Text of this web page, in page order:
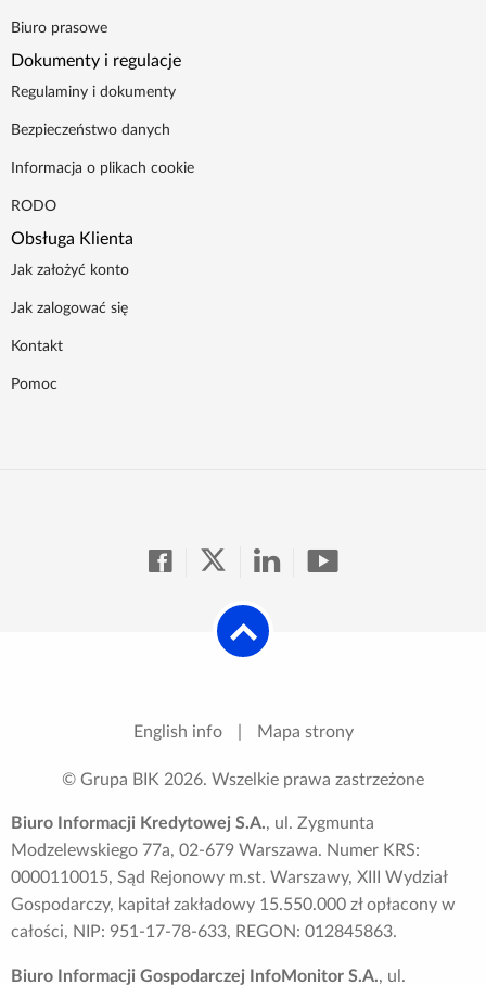
Biuro prasowe
Dokumenty i regulacje
Regulaminy i dokumenty
Bezpieczeństwo danych
Informacja o plikach cookie
RODO
Obsługa Klienta
Jak założyć konto
Jak zalogować się
Kontakt
Pomoc
English info Mapa strony
© Grupa BIK 2026. Wszelkie prawa zastrzeżone
Biuro Informacji Kredytowej S.A., ul. Zygmunta
Modzelewskiego 77a, 02-679 Warszawa. Numer KRS:
0000110015, Sąd Rejonowy m.st. Warszawy, XIII Wydział
Gospodarczy, kapitał zakładowy 15.550.000 zł opłacony w
całości, NIP: 951-17-78-633, REGON: 012845863.
Biuro Informacji Gospodarczej InfoMonitor S.A., ul.